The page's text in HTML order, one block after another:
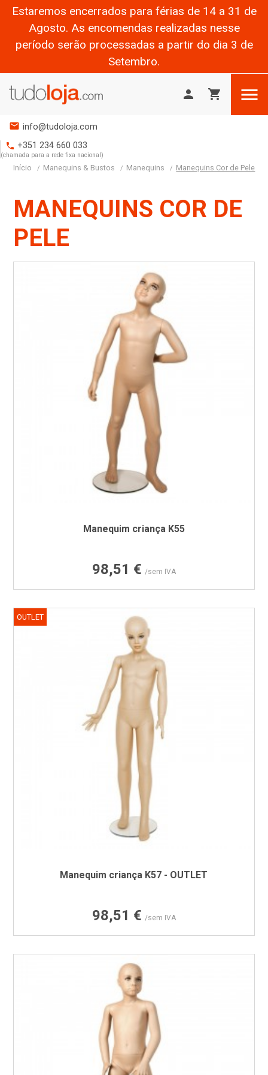
Estaremos encerrados para férias de 14 a 31 de
Agosto. As encomendas realizadas nesse
período serão processadas a partir do dia 3 de
Setembro.
person shopping_cart 
mail info@tudoloja.com
phone +351 234 660 033
(chamada para a rede fixa nacional)
Início Manequins & Bustos Manequins Manequins Cor de Pele
MANEQUINS COR DE
PELE
Manequim criança K55
Preço
98,51 € /sem IVA
Manequim criança K57 - OUTLET
Preço
98,51 € /sem IVA
OUTLET